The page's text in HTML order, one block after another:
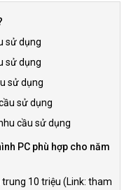
sử dụng
sử dụng
sử dụng
sử dụng
cầu sử dụng
PC phù hợp cho năm
10 triệu (Link: tham